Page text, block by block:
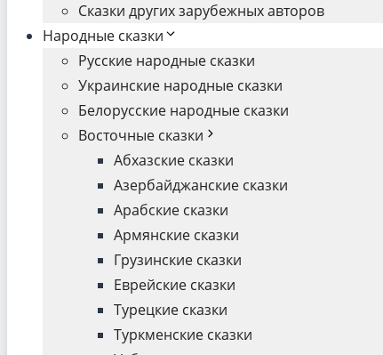
Сказки других зарубежных авторов
Народные сказки
Русские народные сказки
Украинские народные сказки
Белорусские народные сказки
Восточные сказки
Абхазские сказки
Азербайджанские сказки
Арабские сказки
Армянские сказки
Грузинские сказки
Еврейские сказки
Турецкие сказки
Туркменские сказки